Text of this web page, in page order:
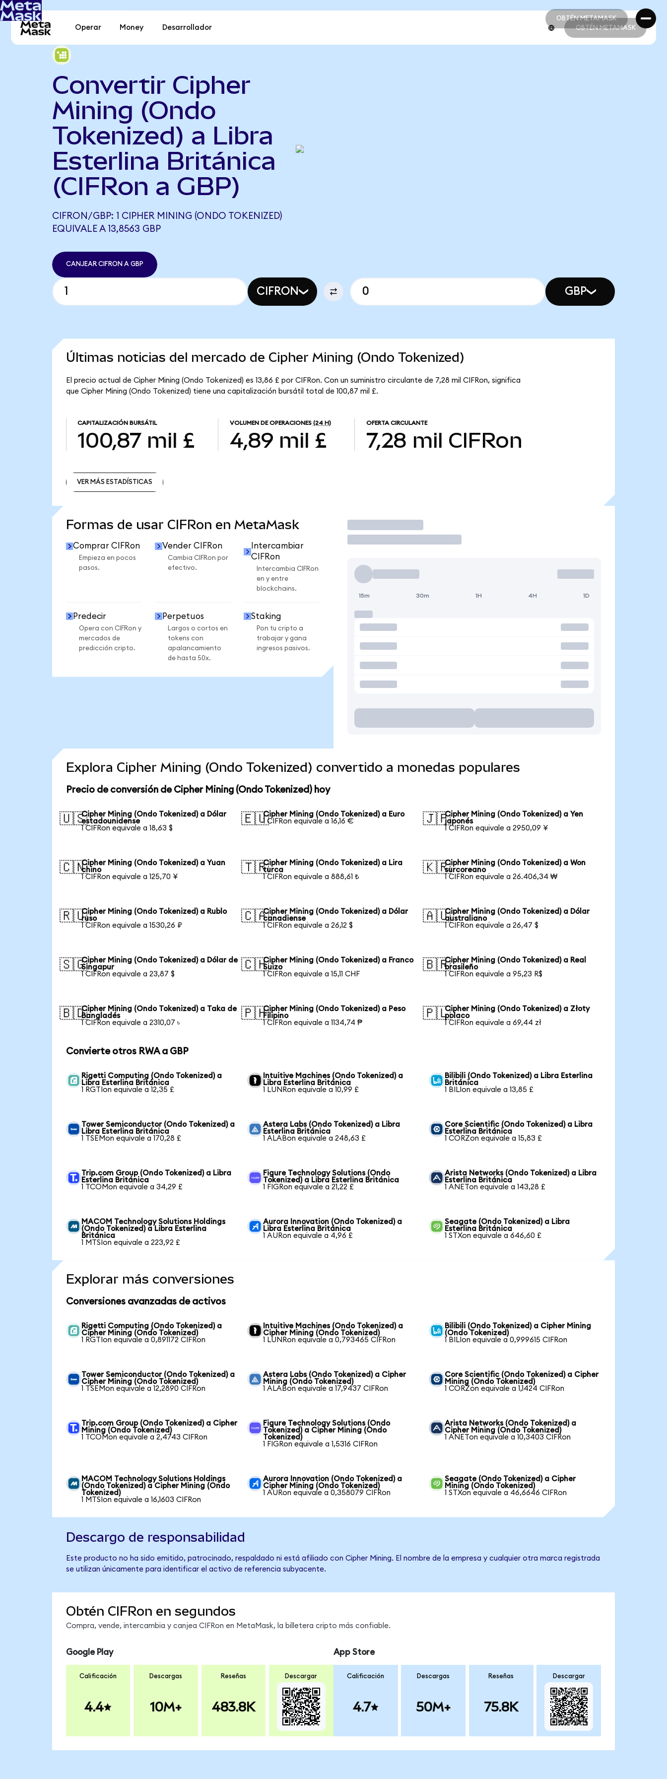
OBTÉN METAMASK
OBTÉN METAMASK
Operar Money Desarrollador OBTÉN METAMASK
Convertir Cipher
Mining (Ondo
Tokenized) a Libra
Esterlina Británica
(CIFRon a GBP)
CIFRON/GBP: 1 CIPHER MINING (ONDO TOKENIZED)
EQUIVALE A 13,8563 GBP
CANJEAR CIFRON A GBP
CIFRON GBP
Últimas noticias del mercado de Cipher Mining (Ondo Tokenized)
El precio actual de Cipher Mining (Ondo Tokenized) es 13,86 £ por CIFRon. Con un suministro circulante de 7,28 mil CIFRon, significa
que Cipher Mining (Ondo Tokenized) tiene una capitalización bursátil total de 100,87 mil £.
CAPITALIZACIÓN BURSÁTIL
100,87 mil £
VOLUMEN DE OPERACIONES (24 H)
4,89 mil £
OFERTA CIRCULANTE
7,28 mil CIFRon
VER MÁS ESTADÍSTICAS
Formas de usar CIFRon en MetaMask
Comprar CIFRon
Empieza en pocos
pasos.
Vender CIFRon
Cambia CIFRon por
efectivo.
Intercambiar
CIFRon
Intercambia CIFRon
en y entre
blockchains.
Predecir
Opera con CIFRon y
mercados de
predicción cripto.
Perpetuos
Largos o cortos en
tokens con
apalancamiento
de hasta 50x.
Staking
Pon tu cripto a
trabajar y gana
ingresos pasivos.
Operar
15m 30m 1H 4H 1D
Explora Cipher Mining (Ondo Tokenized) convertido a monedas populares
Precio de conversión de Cipher Mining (Ondo Tokenized) hoy
🇺🇸Cipher Mining (Ondo Tokenized) a Dólar
estadounidense
1 CIFRon equivale a 18,63 $
🇪🇺Cipher Mining (Ondo Tokenized) a Euro
1 CIFRon equivale a 16,16 €
🇯🇵Cipher Mining (Ondo Tokenized) a Yen
japonés
1 CIFRon equivale a 2950,09 ¥
🇨🇳Cipher Mining (Ondo Tokenized) a Yuan
chino
1 CIFRon equivale a 125,70 ¥
🇹🇷Cipher Mining (Ondo Tokenized) a Lira
turca
1 CIFRon equivale a 888,61 ₺
🇰🇷Cipher Mining (Ondo Tokenized) a Won
surcoreano
1 CIFRon equivale a 26.406,34 ₩
🇷🇺Cipher Mining (Ondo Tokenized) a Rublo
ruso
1 CIFRon equivale a 1530,26 ₽
🇨🇦Cipher Mining (Ondo Tokenized) a Dólar
canadiense
1 CIFRon equivale a 26,12 $
🇦🇺Cipher Mining (Ondo Tokenized) a Dólar
australiano
1 CIFRon equivale a 26,47 $
🇸🇬Cipher Mining (Ondo Tokenized) a Dólar de
Singapur
1 CIFRon equivale a 23,87 $
🇨🇭Cipher Mining (Ondo Tokenized) a Franco
Suizo
1 CIFRon equivale a 15,11 CHF
🇧🇷Cipher Mining (Ondo Tokenized) a Real
brasileño
1 CIFRon equivale a 95,23 R$
🇧🇩Cipher Mining (Ondo Tokenized) a Taka de
Bangladés
1 CIFRon equivale a 2310,07 ৳
🇵🇭Cipher Mining (Ondo Tokenized) a Peso
Filipino
1 CIFRon equivale a 1134,74 ₱
🇵🇱Cipher Mining (Ondo Tokenized) a Złoty
polaco
1 CIFRon equivale a 69,44 zł
Convierte otros RWA a GBP
Rigetti Computing (Ondo Tokenized) a
Libra Esterlina Británica
1 RGTIon equivale a 12,35 £
Intuitive Machines (Ondo Tokenized) a
Libra Esterlina Británica
1 LUNRon equivale a 10,99 £
Bilibili (Ondo Tokenized) a Libra Esterlina
Británica
1 BILIon equivale a 13,85 £
Tower Semiconductor (Ondo Tokenized) a
Libra Esterlina Británica
1 TSEMon equivale a 170,28 £
Astera Labs (Ondo Tokenized) a Libra
Esterlina Británica
1 ALABon equivale a 248,63 £
Core Scientific (Ondo Tokenized) a Libra
Esterlina Británica
1 CORZon equivale a 15,83 £
Trip.com Group (Ondo Tokenized) a Libra
Esterlina Británica
1 TCOMon equivale a 34,29 £
Figure Technology Solutions (Ondo
Tokenized) a Libra Esterlina Británica
1 FIGRon equivale a 21,22 £
Arista Networks (Ondo Tokenized) a Libra
Esterlina Británica
1 ANETon equivale a 143,28 £
MACOM Technology Solutions Holdings
(Ondo Tokenized) a Libra Esterlina
Británica
1 MTSIon equivale a 223,92 £
Aurora Innovation (Ondo Tokenized) a
Libra Esterlina Británica
1 AURon equivale a 4,96 £
Seagate (Ondo Tokenized) a Libra
Esterlina Británica
1 STXon equivale a 646,60 £
Explorar más conversiones
Conversiones avanzadas de activos
Rigetti Computing (Ondo Tokenized) a
Cipher Mining (Ondo Tokenized)
1 RGTIon equivale a 0,891172 CIFRon
Intuitive Machines (Ondo Tokenized) a
Cipher Mining (Ondo Tokenized)
1 LUNRon equivale a 0,793465 CIFRon
Bilibili (Ondo Tokenized) a Cipher Mining
(Ondo Tokenized)
1 BILIon equivale a 0,999615 CIFRon
Tower Semiconductor (Ondo Tokenized) a
Cipher Mining (Ondo Tokenized)
1 TSEMon equivale a 12,2890 CIFRon
Astera Labs (Ondo Tokenized) a Cipher
Mining (Ondo Tokenized)
1 ALABon equivale a 17,9437 CIFRon
Core Scientific (Ondo Tokenized) a Cipher
Mining (Ondo Tokenized)
1 CORZon equivale a 1,1424 CIFRon
Trip.com Group (Ondo Tokenized) a Cipher
Mining (Ondo Tokenized)
1 TCOMon equivale a 2,4743 CIFRon
Figure Technology Solutions (Ondo
Tokenized) a Cipher Mining (Ondo
Tokenized)
1 FIGRon equivale a 1,5316 CIFRon
Arista Networks (Ondo Tokenized) a
Cipher Mining (Ondo Tokenized)
1 ANETon equivale a 10,3403 CIFRon
MACOM Technology Solutions Holdings
(Ondo Tokenized) a Cipher Mining (Ondo
Tokenized)
1 MTSIon equivale a 16,1603 CIFRon
Aurora Innovation (Ondo Tokenized) a
Cipher Mining (Ondo Tokenized)
1 AURon equivale a 0,358079 CIFRon
Seagate (Ondo Tokenized) a Cipher
Mining (Ondo Tokenized)
1 STXon equivale a 46,6646 CIFRon
Descargo de responsabilidad
Este producto no ha sido emitido, patrocinado, respaldado ni está afiliado con Cipher Mining. El nombre de la empresa y cualquier otra marca registrada
se utilizan únicamente para identificar el activo de referencia subyacente.
Obtén CIFRon en segundos
Compra, vende, intercambia y canjea CIFRon en MetaMask, la billetera cripto más confiable.
Google Play
Calificación
4.4
Descargas
10M+
Reseñas
483.8K
Descargar
App Store
Calificación
4.7
Descargas
50M+
Reseñas
75.8K
Descargar